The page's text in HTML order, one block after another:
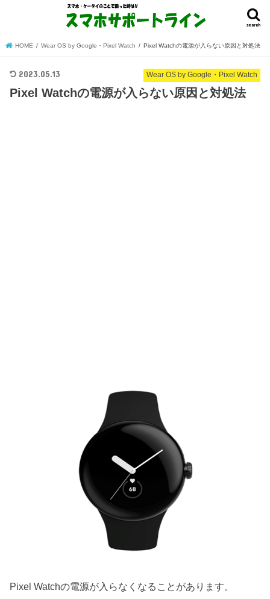
search
HOME Wear OS by Google・Pixel Watch Pixel Watchの電源が入らない原因と対処法
Wear OS by Google・Pixel Watch
2023.05.13
Pixel Watchの電源が入らない原因と対処法
Pixel Watchの電源が入らなくなることがあります。